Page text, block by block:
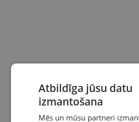
Atbildīga jūsu datu
izmantošana
Mēs un mūsu partneri